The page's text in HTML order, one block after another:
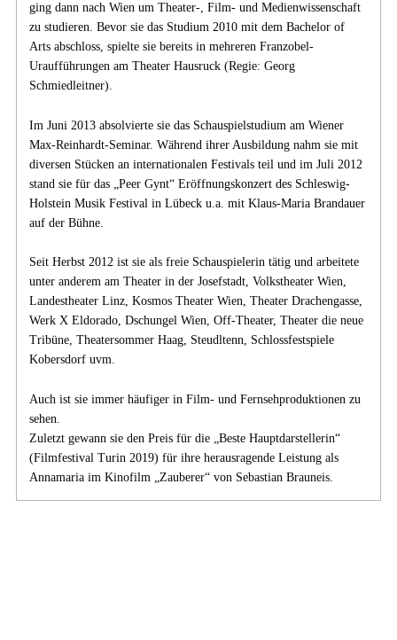
ging dann nach Wien um Theater-, Film- und Medienwissenschaft
zu studieren. Bevor sie das Studium 2010 mit dem Bachelor of
Arts abschloss, spielte sie bereits in mehreren Franzobel-
Uraufführungen am Theater Hausruck (Regie: Georg
Schmiedleitner).
Im Juni 2013 absolvierte sie das Schauspielstudium am Wiener
Max-Reinhardt-Seminar. Während ihrer Ausbildung nahm sie mit
diversen Stücken an internationalen Festivals teil und im Juli 2012
stand sie für das „Peer Gynt“ Eröffnungskonzert des Schleswig-
Holstein Musik Festival in Lübeck u.a. mit Klaus-Maria Brandauer
auf der Bühne.
Seit Herbst 2012 ist sie als freie Schauspielerin tätig und arbeitete
unter anderem am Theater in der Josefstadt, Volkstheater Wien,
Landestheater Linz, Kosmos Theater Wien, Theater Drachengasse,
Werk X Eldorado, Dschungel Wien, Off-Theater, Theater die neue
Tribüne, Theatersommer Haag, Steudltenn, Schlossfestspiele
Kobersdorf uvm.
Auch ist sie immer häufiger in Film- und Fernsehproduktionen zu
sehen.
Zuletzt gewann sie den Preis für die „Beste Hauptdarstellerin“
(Filmfestival Turin 2019) für ihre herausragende Leistung als
Annamaria im Kinofilm „Zauberer“ von Sebastian Brauneis.